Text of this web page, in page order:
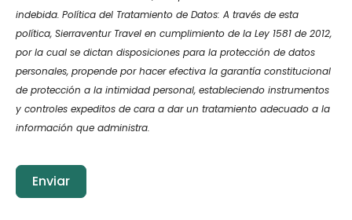
indebida. Política del Tratamiento de Datos: A través de esta
política, Sierraventur Travel en cumplimiento de la Ley 1581 de 2012,
por la cual se dictan disposiciones para la protección de datos
personales, propende por hacer efectiva la garantía constitucional
de protección a la intimidad personal, estableciendo instrumentos
y controles expeditos de cara a dar un tratamiento adecuado a la
información que administra.
Enviar